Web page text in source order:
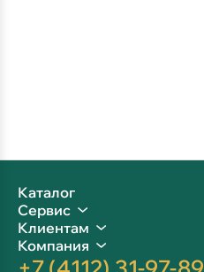
Каталог
Сервис
Клиентам
Компания